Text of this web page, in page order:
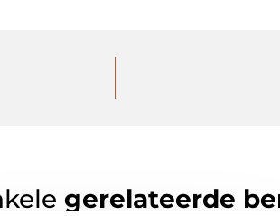
gerelateerde